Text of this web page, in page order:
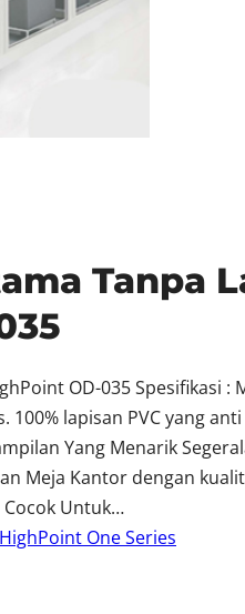
Tanpa
OD-035 Spesifikasi
lapisan PVC yang
Yang Menarik
Meja Kantor dengan
Cocok Untuk…
One Series